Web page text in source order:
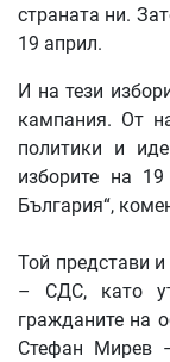
страната ни.
19 април.
И на тези
кампания. От
политики и
изборите на
България“,
Той представи
– СДС, като
гражданите на
Стефан Мирев